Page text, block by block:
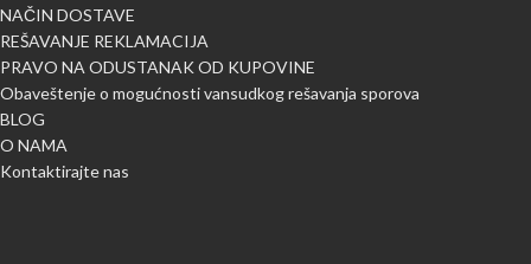
NAČIN DOSTAVE
REŠAVANJE REKLAMACIJA
PRAVO NA ODUSTANAK OD KUPOVINE
Obaveštenje o mogućnosti vansudkog rešavanja sporova
BLOG
O NAMA
Kontaktirajte nas